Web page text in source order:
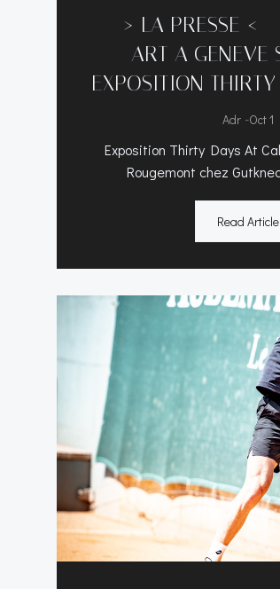
—–> LA PRESSE
ART A GENEVE
EXPOSITION
Adr -Oct 1
Exposition Thirty Days At
Rougemont chez
Read Article